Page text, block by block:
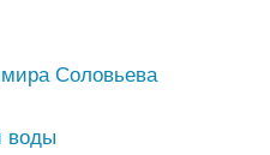
Соловьева
воды